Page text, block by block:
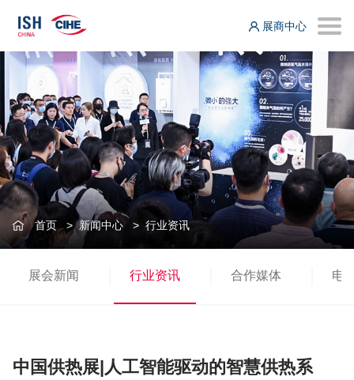
展商中心
首页>新闻中心> 行业资讯
展会新闻 行业资讯 合作媒体 电
中国供热展|人工智能驱动的智慧供热系